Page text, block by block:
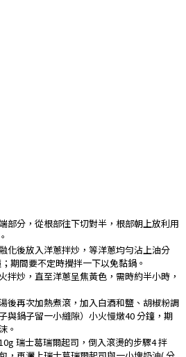
部分，從根部往下切對半，根部朝上放利用
化後放入洋蔥拌炒，等洋蔥均勻沾上油分
期間要不定時攪拌一下以免黏鍋。
拌炒，直至洋蔥呈焦黃色，需時約半小時，
後再次加熱煮滾，加入白酒和鹽、胡椒粉調
與鍋子留一小縫隙）小火慢燉40 分鐘，期
。
瑞士葛瑞爾起司，倒入滾燙的步驟4 拌